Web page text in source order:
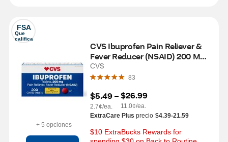
FSA
Que
califica
+ 5 opciones
CVS Ibuprofen Pain Reliever &
Fever Reducer (NSAID) 200 MG
Coated Tablets, 200 CT
CVS
83
$5.49 –
2.7¢/ea.
$26.99
11.0¢/ea.
ExtraCare Plus precio $4.39-21.59
$10 ExtraBucks Rewards for